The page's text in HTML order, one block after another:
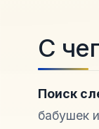
С
Поиск
бабушек